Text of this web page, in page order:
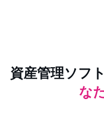
資産管理ソフ
な